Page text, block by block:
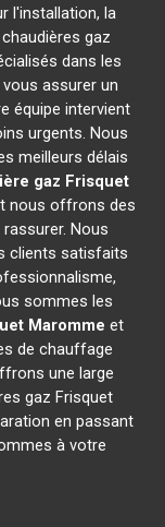
l'installation, la
gaz
dans les
assurer un
équipe intervient
urgents. Nous
meilleurs délais
gaz Frisquet
nous offrons des
Nous
clients satisfaits
sommes les
Maromme et
de chauffage
une large
gaz Frisquet
en passant
à votre